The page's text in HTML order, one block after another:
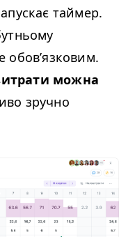
таймер.
обов’язковим.
можна
зручно